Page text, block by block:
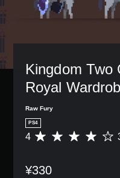
Kingdom Two
Royal
Raw Fury
PS4
評
は
4
¥330